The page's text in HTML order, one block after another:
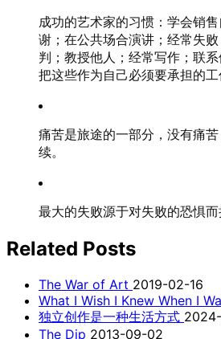
成功的艺术家的习惯：学会销
谢；在公共场合演讲；经常失
判；教授他人；经常写作；联
把这些作为自己必须要承担的工
痛苦是旅途的一部分，没有痛
续。
最大的失败源于对失败的恐惧而
Related Posts
The War of Art 2019-02-16
What I Wish I Knew When I
独立创作是一种生活方式
The Dip 2013-09-02